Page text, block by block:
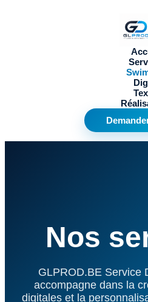
Nos
GLPROD.BE Service
accompagne dans la
digitales et la